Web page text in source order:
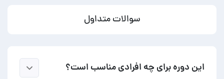
سوالات متداول
این دوره برای چه افرادی مناسب است؟